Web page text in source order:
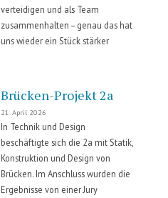
verteidigen und als Team
zusammenhalten – genau das hat
uns wieder ein Stück stärker
Brücken-Projekt 2a
21. April 2026
In Technik und Design
beschäftigte sich die 2a mit Statik,
Konstruktion und Design von
Brücken. Im Anschluss wurden die
Ergebnisse von einer Jury